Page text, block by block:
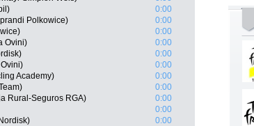
0:00
Polkowice)
0:00
0:00
Ovini)
0:00
0:00
0:00
Academy)
0:00
0:00
Rural-Seguros RGA)
0:00
0:00
0:00